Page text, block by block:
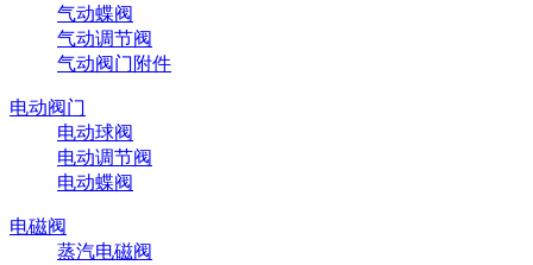
气动蝶阀
气动调节阀
气动阀门附件
电动阀门
电动球阀
电动调节阀
电动蝶阀
电磁阀
蒸汽电磁阀